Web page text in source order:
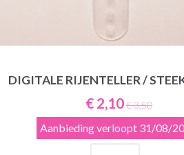
DIGITALE RIJENTELLER /
€ 2,10€ 3,50
Aanbieding verloopt 31/08/